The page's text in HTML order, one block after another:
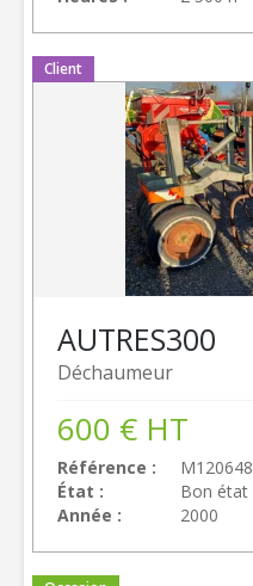
Client
Déchaumeur
AUTRES300
Référence
M120648
État
Bon état
Année
2000
600 € HT